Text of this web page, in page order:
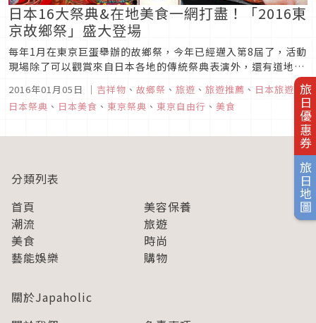
旅日優惠券
旅日地圖
日本16大祭典&在地美食一網打盡！「2016東
京故鄉祭」盛大登場
每年1月在東京巨蛋舉辦的故鄉祭，今年已經邁入第8屆了，活動
現場除了可以觀賞來自日本各地的傳統祭典表演外，還有道地的
2016年01月05日 ｜ 吉祥物 、 故鄉祭 、 旅遊 、 旅遊推薦 、 日本旅遊 、
日本祭典 、 日本美食 、 東京祭典 、 東京自由行 、 美食
分類列表
首頁
美容保養
潮流
旅遊
美食
時尚
藝能娛樂
購物
關於Japaholic